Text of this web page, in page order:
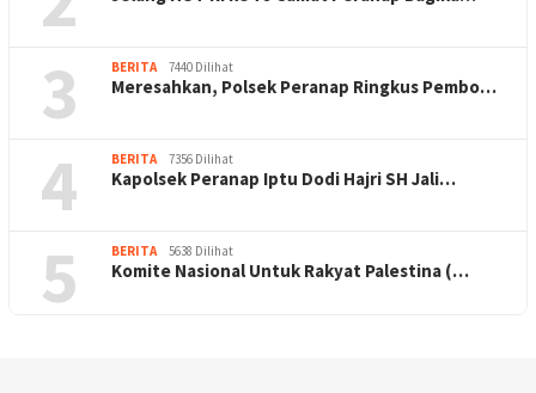
3 BERITA 7440 Dilihat
Meresahkan, Polsek Peranap Ringkus Pembo…
4 BERITA 7356 Dilihat
Kapolsek Peranap Iptu Dodi Hajri SH Jali…
5 BERITA 5638 Dilihat
Komite Nasional Untuk Rakyat Palestina (…